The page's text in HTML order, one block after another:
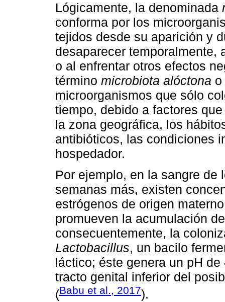
Lógicamente, la denominada
conforma por los
tejidos desde su aparición y
desaparecer temporalmente,
o al enfrentar otros efectos
término microbiota alóctona o
microorganismos que sólo
tiempo, debido a factores
la zona geográfica, los
antibióticos, las condiciones
hospedador.
Por ejemplo, en la sangre de
semanas más, existen
estrógenos de origen
promueven la acumulación
consecuentemente, la
Lactobacillus, un bacilo
láctico; éste genera un pH
tracto genital inferior del
(Babu et al., 2017).